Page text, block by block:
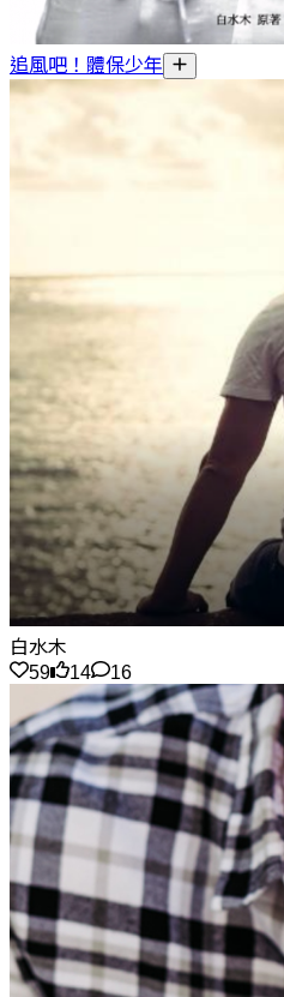
追風吧！體保少年
白水木
59
14 16